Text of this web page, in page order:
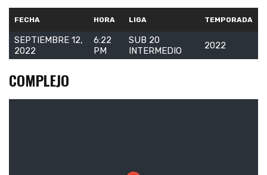
FECHA HORA LIGA TEMPORADA
SEPTIEMBRE 12,
2022
6:22
PM
SUB 20
INTERMEDIO
2022
COMPLEJO